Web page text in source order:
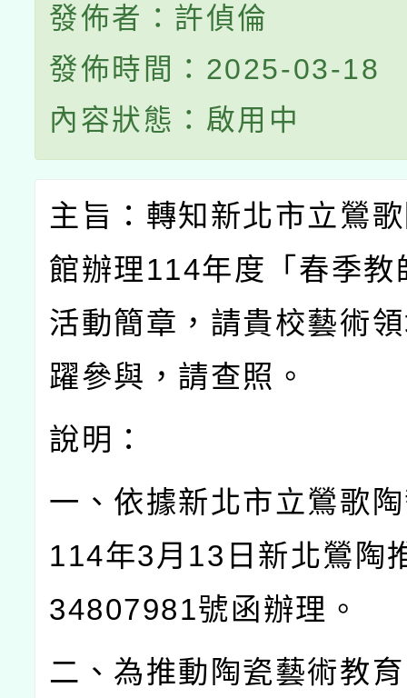
發佈者：許偵倫
發佈時間：2025-03-18
內容狀態：啟用中
主旨：轉知新北市立鶯
館辦理114年度「春季教
活動簡章，請貴校藝術
躍參與，請查照。
說明：
一、依據新北市立鶯歌
114年3月 13 日新北鶯陶
34807981號函辦理。
二、為推動陶瓷藝術教